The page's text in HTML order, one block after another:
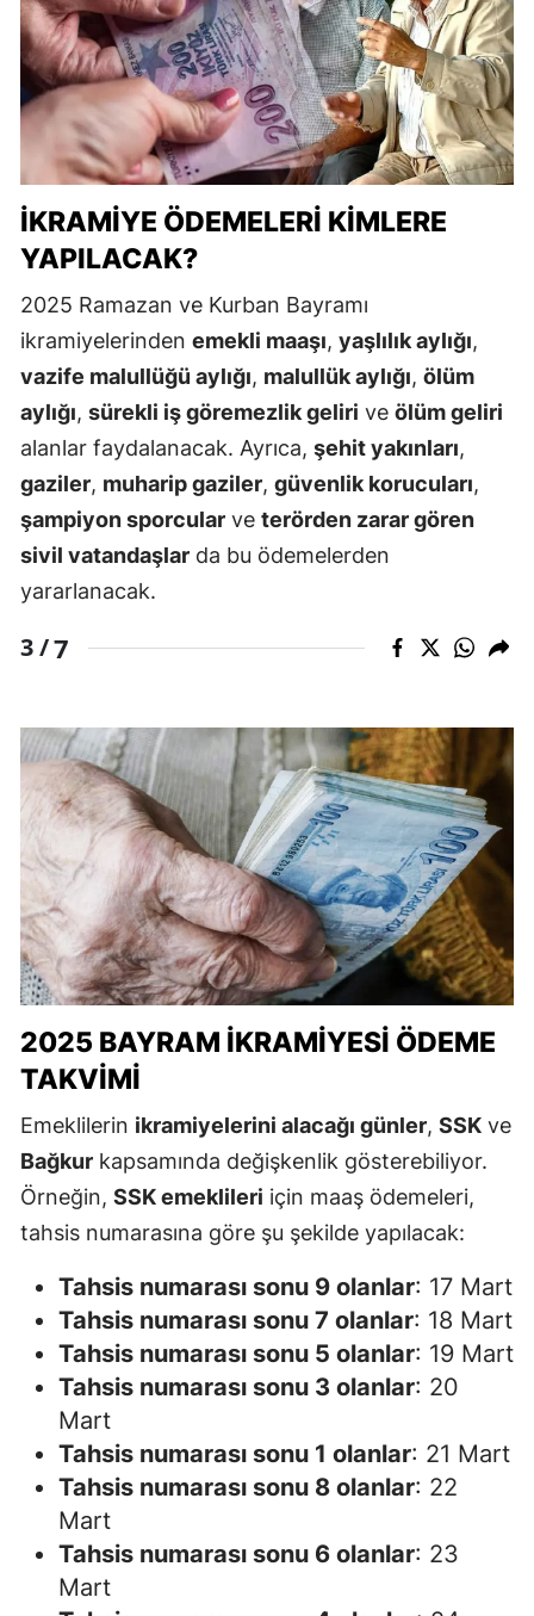
İKRAMIYE ÖDEMELERI KIMLERE
YAPILACAK?
2025 Ramazan ve Kurban Bayramı
ikramiyelerinden emekli maaşı, yaşlılık aylığı,
vazife malullüğü aylığı, malullük aylığı, ölüm
aylığı, sürekli iş göremezlik geliri ve ölüm geliri
alanlar faydalanacak. Ayrıca, şehit yakınları,
gaziler, muharip gaziler, güvenlik korucuları,
şampiyon sporcular ve terörden zarar gören
sivil vatandaşlar da bu ödemelerden
yararlanacak.
3 /7
2025 BAYRAM İKRAMIYESI ÖDEME
TAKVIMI
Emeklilerin ikramiyelerini alacağı günler, SSK ve
Bağkur kapsamında değişkenlik gösterebiliyor.
Örneğin, SSK emeklileri için maaş ödemeleri,
tahsis numarasına göre şu şekilde yapılacak:
Tahsis numarası sonu 9 olanlar: 17 Mart
Tahsis numarası sonu 7 olanlar: 18 Mart
Tahsis numarası sonu 5 olanlar: 19 Mart
Tahsis numarası sonu 3 olanlar: 20
Mart
Tahsis numarası sonu 1 olanlar: 21 Mart
Tahsis numarası sonu 8 olanlar: 22
Mart
Tahsis numarası sonu 6 olanlar: 23
Mart